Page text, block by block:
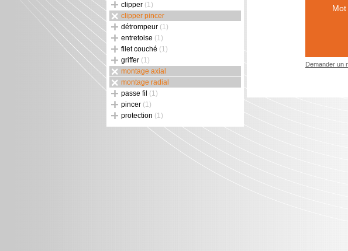
clipper (1)
clipper pincer
détrompeur (1)
entretoise (1)
filet couché (1)
griffer (1)
montage axial
montage radial
passe fil (1)
pincer (1)
protection (1)
Demander un